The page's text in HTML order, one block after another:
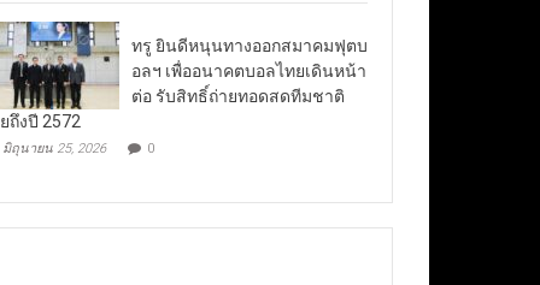
ทรู ยินดีหนุนทางออกสมาคมฟุตบ
อลฯ เพื่ออนาคตบอลไทยเดินหน้า
ต่อ รับสิทธิ์ถ่ายทอดสดทีมชาติ
ถึงปี 2572
มิถุนายน 25, 2026 0